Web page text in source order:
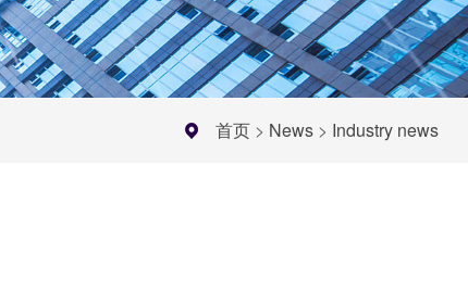
首页 > News > Industry news